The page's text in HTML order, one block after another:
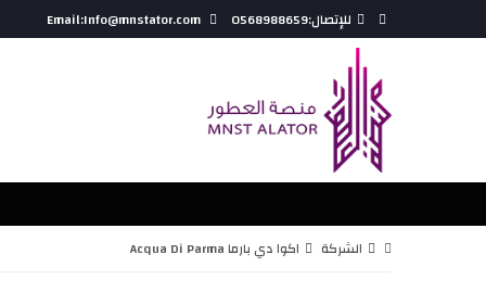
للإتصال:0568988659
الشركة اكوا دي بارما Acqua Di Parma